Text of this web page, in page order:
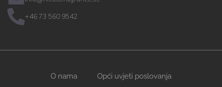
+46 73 560 9542
O nama Opći uvjeti poslovanja